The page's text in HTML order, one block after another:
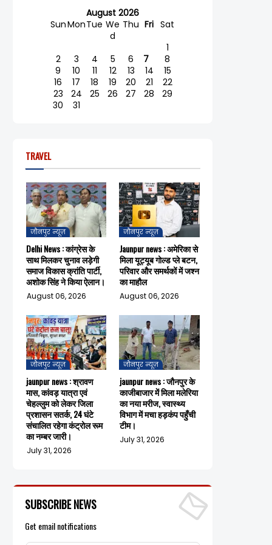
August 2026
SunMonTue We
d
Thu Fri Sat
1
2
3 4 5 6 7
8
9
10 11 12 13 14
15
16
17 18 19 20 21
22
23
24 25 26 27 28
29
30
31
TRAVEL
जौनपुर न्यूज़
Delhi News : कांग्रेस के
साथ मिलकर चुनाव लड़ेगी
समाज विकास क्रांति पार्टी,
अशोक सिंह ने किया ऐलान।
August 06, 2026
जौनपुर न्यूज़
Jaunpur news : अमेरिका से
मिला यूट्यूब गोल्ड प्ले बटन,
परिवार और समर्थकों में जश्न
का माहौल
August 06, 2026
जौनपुर न्यूज़
jaunpur news : श्रावण
मास, कांवड़ यात्रा एवं
चेहल्लुम को लेकर जिला
प्रशासन सतर्क, 24 घंटे
संचालित रहेगा कंट्रोल रूम
का नम्बर जारी।
July 31, 2026
जौनपुर न्यूज़
jaunpur news : जौनपुर के
काजीबाजार में मिला मलेरिया
का नया मरीज, स्वास्थ्य
विभाग में मचा हड़कंप पहुँची
टीम।
July 31, 2026
SUBSCRIBE NEWS
Get email notifications